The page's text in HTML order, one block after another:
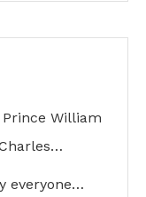
William
everyone…